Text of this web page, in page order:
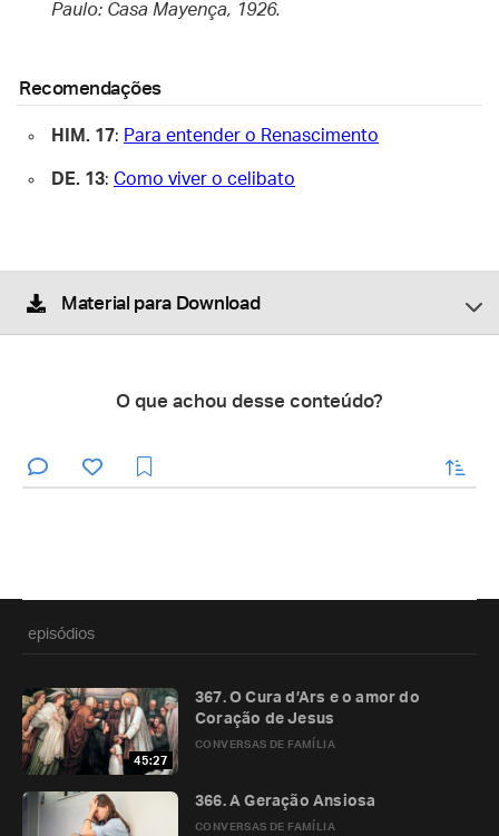
Paulo: Casa Mayença, 1926.
Recomendações
HIM. 17: Para entender o Renascimento
DE. 13: Como viver o celibato
Material para Download
O que achou desse conteúdo?
enviar
episódios
45:27
CONVERSAS DE FAMÍLIA
367. O Cura d’Ars e o amor do
Coração de Jesus
CONVERSAS DE FAMÍLIA
366. A Geração Ansiosa